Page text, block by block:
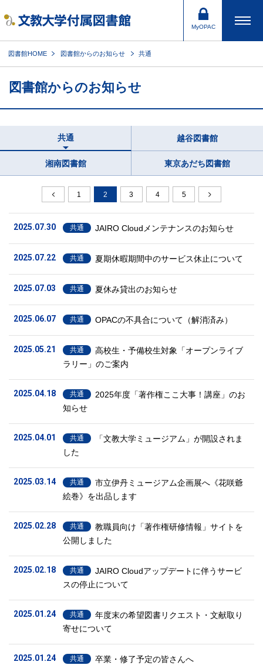
MyOPAC
図書館HOME 図書館からのお知らせ 共通
図書館からのお知らせ
共通 越谷図書館
湘南図書館 東京あだち図書館
1 2 3 4 5
2025.07.30 共通 JAIRO Cloudメンテナンスのお知らせ
2025.07.22 共通 夏期休暇期間中のサービス休止について
2025.07.03 共通 夏休み貸出のお知らせ
2025.06.07 共通 OPACの不具合について（解消済み）
2025.05.21 共通
高校生・予備校生対象「オープンライブ
ラリー」のご案内
2025.04.18 共通
2025年度「著作権ここ大事！講座」のお
知らせ
2025.04.01 共通
「文教大学ミュージアム」が開設されま
した
2025.03.14 共通
市立伊丹ミュージアム企画展へ《花咲爺
絵巻》を出品します
2025.02.28 共通
教職員向け「著作権研修情報」サイトを
公開しました
2025.02.18 共通
JAIRO Cloudアップデートに伴うサービ
スの停止について
2025.01.24 共通
年度末の希望図書リクエスト・文献取り
寄せについて
2025.01.24 共通 卒業・修了予定の皆さんへ